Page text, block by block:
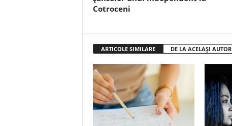
Cotroceni
ARTICOLE SIMILARE DE LA ACELAȘI AUTOR